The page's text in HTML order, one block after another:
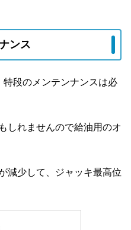
ンス
段のメンテンナンスは必
しれませんので給油用のオ
減少して、ジャッキ最高位